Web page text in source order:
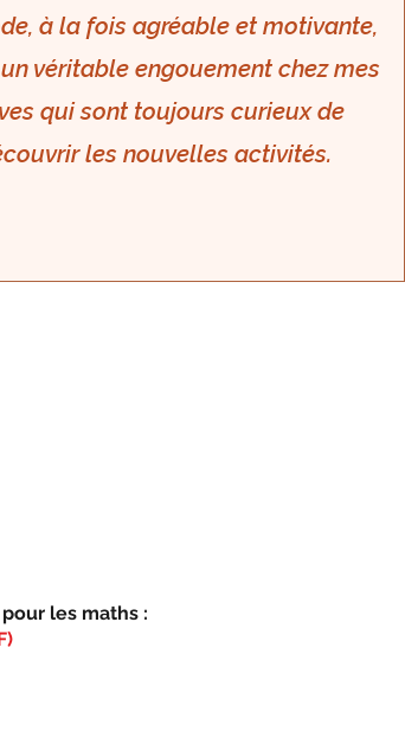
à la fois agréable et motivante,
véritable engouement chez mes
qui sont toujours curieux de
les nouvelles activités.
les maths :